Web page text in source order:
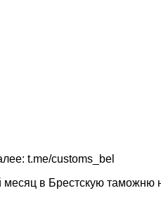
t.me/customs_bel
месяц в Брестскую таможню